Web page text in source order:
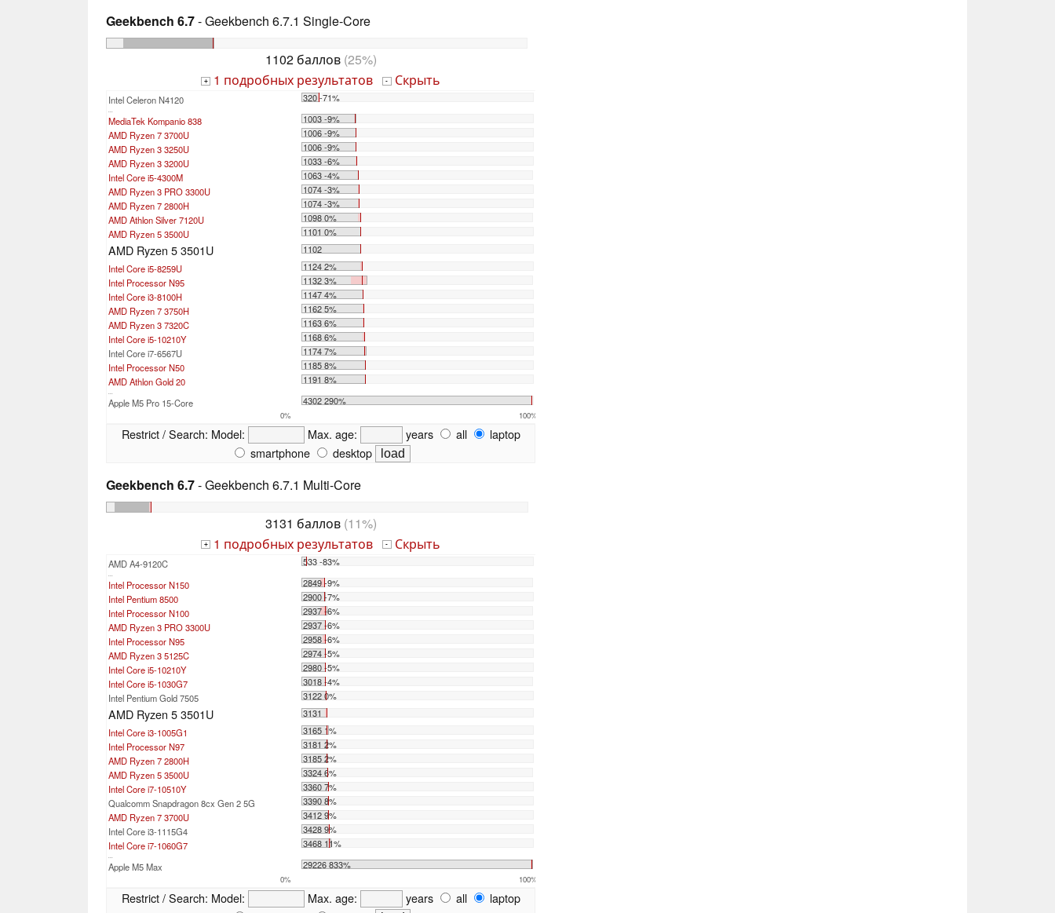
Geekbench 6.7- Geekbench 6.7.1 Single-Core
1102 баллов(25%)
+ 1 подробных результатов - Скрыть
Intel Celeron N4120 320 -71%
MediaTek Kompanio 838
1003 -9%
AMD Ryzen 7 3700U
1006 -9%
AMD Ryzen 3 3250U
1006 -9%
AMD Ryzen 3 3200U
1033 -6%
Intel Core i5-4300M
1063 -4%
AMD Ryzen 3 PRO 3300U
1074 -3%
AMD Ryzen 7 2800H
1074 -3%
AMD Athlon Silver 7120U
1098 0%
AMD Ryzen 5 3500U
1101 0%
AMD Ryzen 5 3501U
1102
Intel Core i5-8259U
1124 2%
Intel Processor N95
1132 3%
Intel Core i3-8100H
1147 4%
AMD Ryzen 7 3750H
1162 5%
AMD Ryzen 3 7320C
1163 6%
Intel Core i5-10210Y
1168 6%
Intel Core i7-6567U
1174 7%
Intel Processor N50
1185 8%
AMD Athlon Gold 20
1191 8%
Apple M5 Pro 15-Core 4302 290%
0% 100%
Restrict / Search: Model: Max. age: years all
laptop
smartphone
desktop
Geekbench 6.7- Geekbench 6.7.1 Multi-Core
3131 баллов(11%)
+ 1 подробных результатов - Скрыть
AMD A4-9120C 533 -83%
Intel Processor N150
2849 -9%
Intel Pentium 8500
2900 -7%
Intel Processor N100
2937 -6%
AMD Ryzen 3 PRO 3300U
2937 -6%
Intel Processor N95
2958 -6%
AMD Ryzen 3 5125C
2974 -5%
Intel Core i5-10210Y
2980 -5%
Intel Core i5-1030G7
3018 -4%
Intel Pentium Gold 7505
3122 0%
AMD Ryzen 5 3501U
3131
Intel Core i3-1005G1
3165 1%
Intel Processor N97
3181 2%
AMD Ryzen 7 2800H
3185 2%
AMD Ryzen 5 3500U
3324 6%
Intel Core i7-10510Y
3360 7%
Qualcomm Snapdragon 8cx Gen 2 5G
3390 8%
AMD Ryzen 7 3700U
3412 9%
Intel Core i3-1115G4
3428 9%
Intel Core i7-1060G7
3468 11%
Apple M5 Max 29226 833%
0% 100%
Restrict / Search: Model: Max. age: years all
laptop